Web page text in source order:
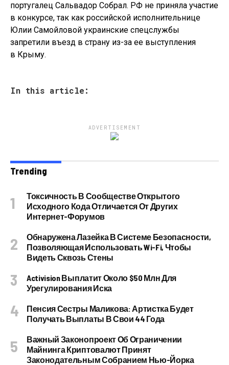
португалец Сальвадор Собрал. РФ не приняла участие
в конкурсе, так как российской исполнительнице
Юлии Самойловой украинские спецслужбы
запретили въезд в страну из-за ее выступления
в Крыму.
In this article:
ADVERTISEMENT
Trending
Токсичность В Сообществе Открытого
Исходного Кода Отличается От Других
Интернет-Форумов
Обнаружена Лазейка В Системе Безопасности,
Позволяющая Использовать Wi-Fi, Чтобы
Видеть Сквозь Стены
Activision Выплатит Около $50 Млн Для
Урегулирования Иска
Пенсия Сестры Маликова: Артистка Будет
Получать Выплаты В Свои 44 Года
Важный Законопроект Об Ограничении
Майнинга Криптовалют Принят
Законодательным Собранием Нью-Йорка